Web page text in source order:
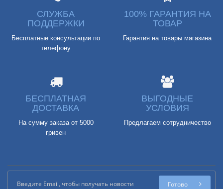
СЛУЖБА
ПОДДЕРЖКИ
Бесплатные консультации по
телефону
100% ГАРАНТИЯ НА
ТОВАР
Гарантия на товары магазина
БЕСПЛАТНАЯ
ДОСТАВКА
На сумму заказа от 5000
гривен
ВЫГОДНЫЕ
УСЛОВИЯ
Предлагаем сотрудничество
Готово